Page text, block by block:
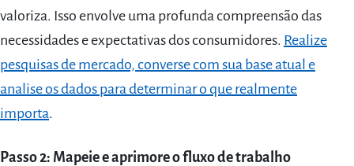
valoriza. Isso envolve uma profunda compreensão das
necessidades e expectativas dos consumidores. Realize
pesquisas de mercado, converse com sua base atual e
analise os dados para determinar o que realmente
importa.
Passo 2: Mapeie e aprimore o fluxo de trabalho